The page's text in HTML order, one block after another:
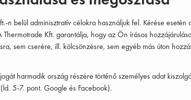
n belül adminisztratív célokra használjuk fel. Kérése esetén
Kft. garantálja, hogy az Ön írásos
sem cserére, ill. kölcsönzésre, sem egyéb más úton
harmadik ország részére történő személyes adat
5-7. pont. Google és Facebook).